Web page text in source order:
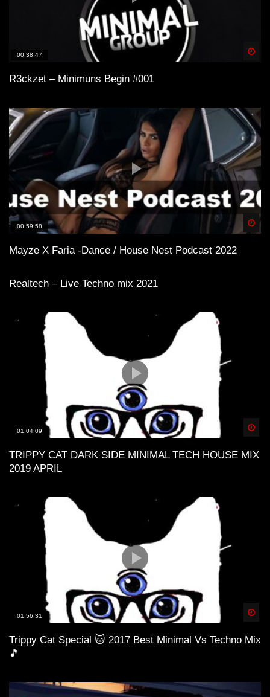
00:38:47
R3ckzet – Minimuns Begin #001
00:59:58
Mayze X Faria -Dance / House Nest Podcast 2022
Realtech – Live Techno mix 2021
01:04:09
TRIPPY CAT DARK SIDE MINIMAL TECH HOUSE MIX
2019 APRIL
01:56:31
Trippy Cat Special 🐱 2017 Best Minimal Vs Techno Mix
🎵